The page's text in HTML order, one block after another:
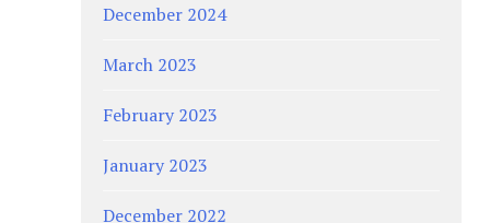
December 2024
March 2023
February 2023
January 2023
December 2022